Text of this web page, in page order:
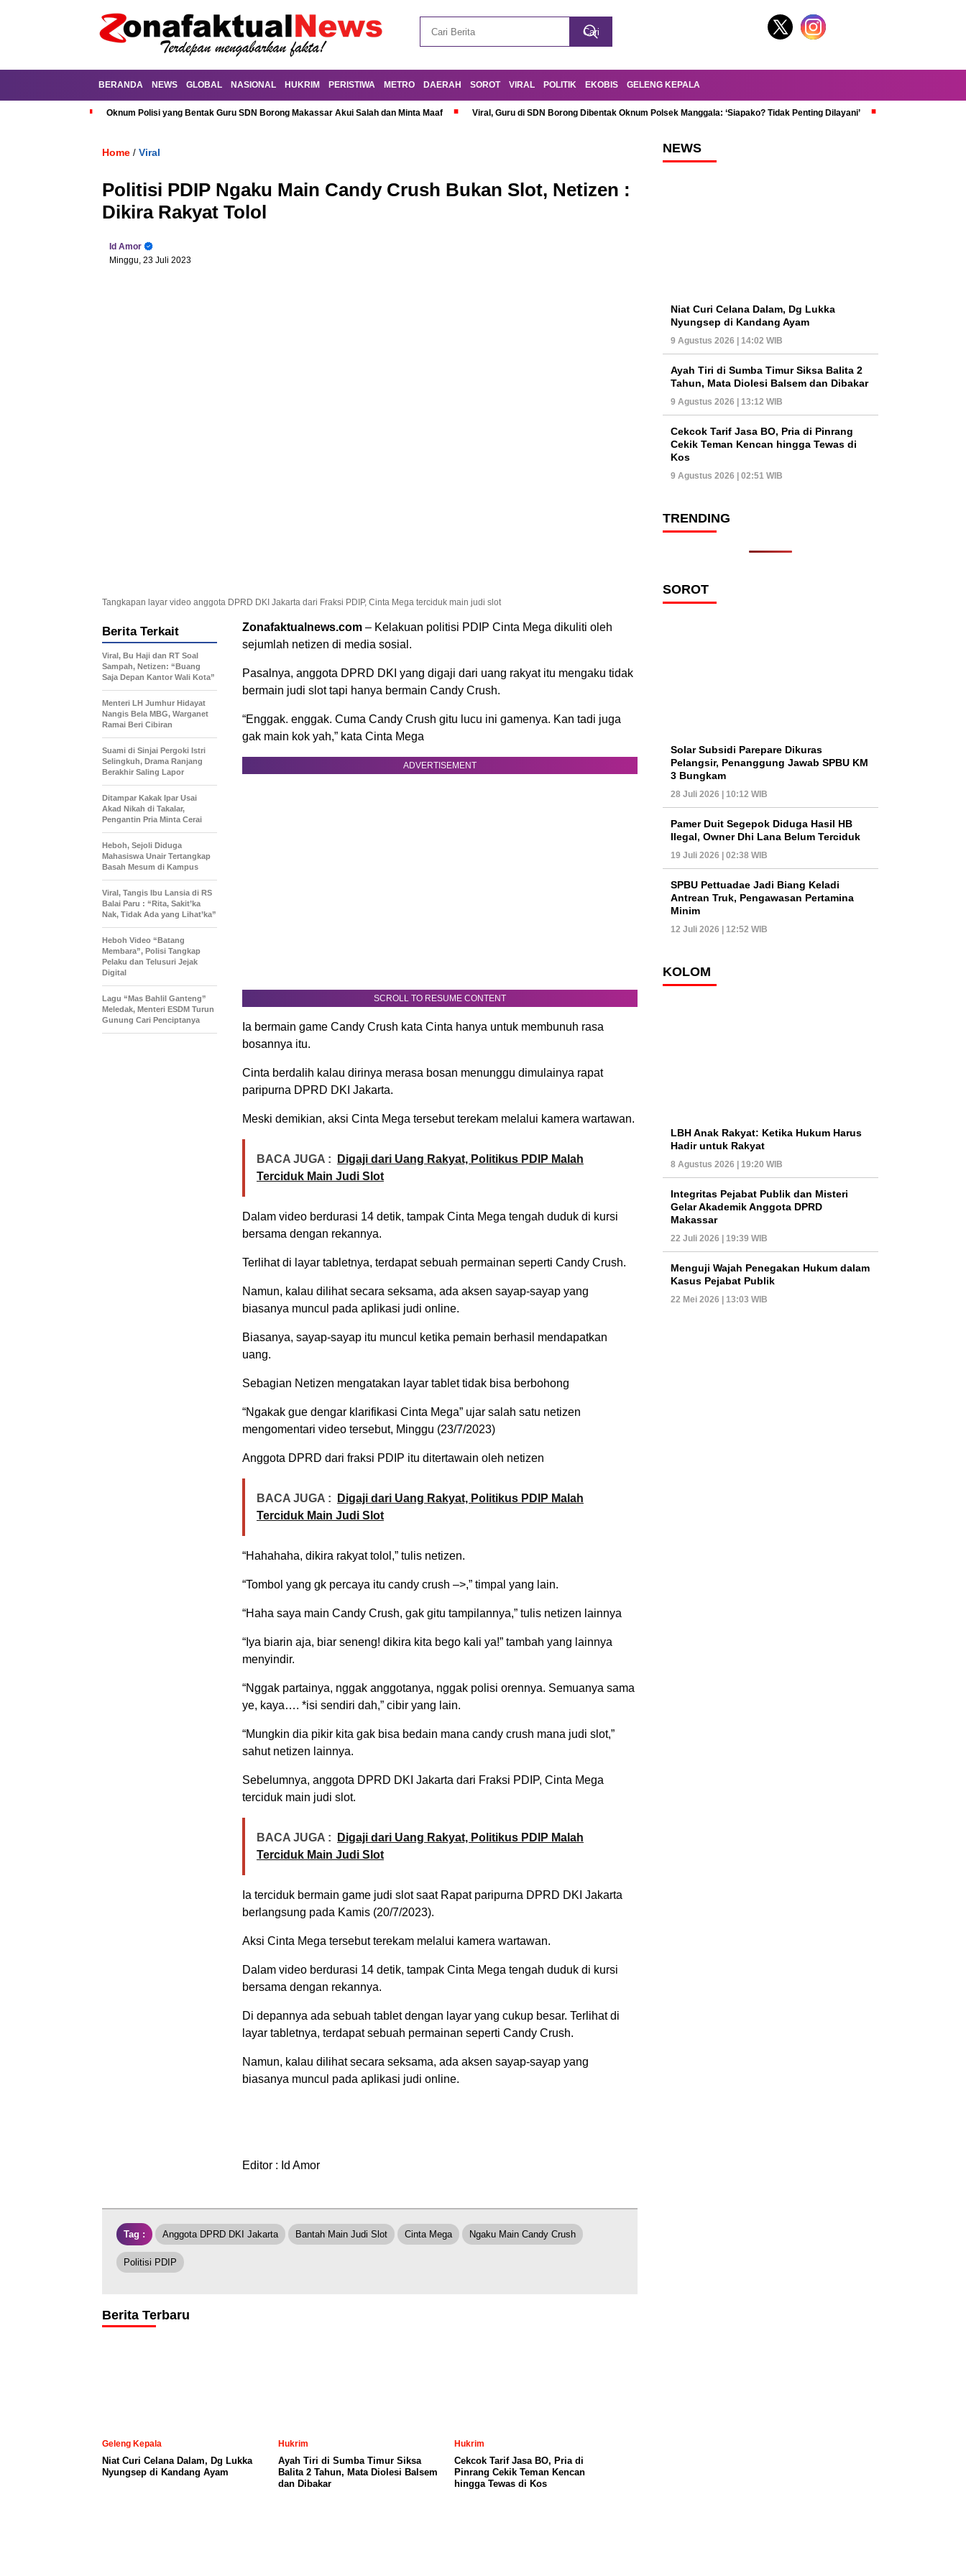
BERANDA NEWS GLOBAL NASIONAL HUKRIM PERISTIWA METRO DAERAH SOROT VIRAL POLITIK EKOBIS GELENG KEPALA
Oknum Polisi yang Bentak Guru SDN Borong Makassar Akui Salah dan Minta Maaf Viral, Guru di SDN Borong Dibentak Oknum Polsek Manggala: ‘Siapako? Tidak Penting Dilayani’
Home / Viral
Politisi PDIP Ngaku Main Candy Crush Bukan Slot, Netizen :
Dikira Rakyat Tolol
Id Amor
Minggu, 23 Juli 2023
Tangkapan layar video anggota DPRD DKI Jakarta dari Fraksi PDIP, Cinta Mega terciduk main judi slot
Zonafaktualnews.com – Kelakuan politisi PDIP Cinta Mega dikuliti oleh
sejumlah netizen di media sosial.
Pasalnya, anggota DPRD DKI yang digaji dari uang rakyat itu mengaku tidak
bermain judi slot tapi hanya bermain Candy Crush.
“Enggak. enggak. Cuma Candy Crush gitu lucu ini gamenya. Kan tadi juga
gak main kok yah,” kata Cinta Mega
ADVERTISEMENT
SCROLL TO RESUME CONTENT
Ia bermain game Candy Crush kata Cinta hanya untuk membunuh rasa
bosannya itu.
Cinta berdalih kalau dirinya merasa bosan menunggu dimulainya rapat
paripurna DPRD DKI Jakarta.
Meski demikian, aksi Cinta Mega tersebut terekam melalui kamera wartawan.
BACA JUGA :
Digaji dari Uang Rakyat, Politikus PDIP Malah
Terciduk Main Judi Slot
Dalam video berdurasi 14 detik, tampak Cinta Mega tengah duduk di kursi
bersama dengan rekannya.
Terlihat di layar tabletnya, terdapat sebuah permainan seperti Candy Crush.
Namun, kalau dilihat secara seksama, ada aksen sayap-sayap yang
biasanya muncul pada aplikasi judi online.
Biasanya, sayap-sayap itu muncul ketika pemain berhasil mendapatkan
uang.
Sebagian Netizen mengatakan layar tablet tidak bisa berbohong
“Ngakak gue dengar klarifikasi Cinta Mega” ujar salah satu netizen
mengomentari video tersebut, Minggu (23/7/2023)
Anggota DPRD dari fraksi PDIP itu ditertawain oleh netizen
BACA JUGA :
Digaji dari Uang Rakyat, Politikus PDIP Malah
Terciduk Main Judi Slot
“Hahahaha, dikira rakyat tolol,” tulis netizen.
“Tombol yang gk percaya itu candy crush –>,” timpal yang lain.
“Haha saya main Candy Crush, gak gitu tampilannya,” tulis netizen lainnya
“Iya biarin aja, biar seneng! dikira kita bego kali ya!” tambah yang lainnya
menyindir.
“Nggak partainya, nggak anggotanya, nggak polisi orennya. Semuanya sama
ye, kaya…. *isi sendiri dah,” cibir yang lain.
“Mungkin dia pikir kita gak bisa bedain mana candy crush mana judi slot,”
sahut netizen lainnya.
Sebelumnya, anggota DPRD DKI Jakarta dari Fraksi PDIP, Cinta Mega
terciduk main judi slot.
BACA JUGA :
Digaji dari Uang Rakyat, Politikus PDIP Malah
Terciduk Main Judi Slot
Ia terciduk bermain game judi slot saat Rapat paripurna DPRD DKI Jakarta
berlangsung pada Kamis (20/7/2023).
Aksi Cinta Mega tersebut terekam melalui kamera wartawan.
Dalam video berdurasi 14 detik, tampak Cinta Mega tengah duduk di kursi
bersama dengan rekannya.
Di depannya ada sebuah tablet dengan layar yang cukup besar. Terlihat di
layar tabletnya, terdapat sebuah permainan seperti Candy Crush.
Namun, kalau dilihat secara seksama, ada aksen sayap-sayap yang
biasanya muncul pada aplikasi judi online.
Editor : Id Amor
Berita Terkait
Viral, Bu Haji dan RT Soal
Sampah, Netizen: “Buang
Saja Depan Kantor Wali Kota”
Menteri LH Jumhur Hidayat
Nangis Bela MBG, Warganet
Ramai Beri Cibiran
Suami di Sinjai Pergoki Istri
Selingkuh, Drama Ranjang
Berakhir Saling Lapor
Ditampar Kakak Ipar Usai
Akad Nikah di Takalar,
Pengantin Pria Minta Cerai
Heboh, Sejoli Diduga
Mahasiswa Unair Tertangkap
Basah Mesum di Kampus
Viral, Tangis Ibu Lansia di RS
Balai Paru : “Rita, Sakit’ka
Nak, Tidak Ada yang Lihat’ka”
Heboh Video “Batang
Membara”, Polisi Tangkap
Pelaku dan Telusuri Jejak
Digital
Lagu “Mas Bahlil Ganteng”
Meledak, Menteri ESDM Turun
Gunung Cari Penciptanya
Tag : Anggota DPRD DKI Jakarta Bantah Main Judi Slot Cinta Mega Ngaku Main Candy Crush
Politisi PDIP
Berita Terbaru
Geleng Kepala
Niat Curi Celana Dalam, Dg Lukka
Nyungsep di Kandang Ayam
Hukrim
Ayah Tiri di Sumba Timur Siksa
Balita 2 Tahun, Mata Diolesi Balsem
dan Dibakar
Hukrim
Cekcok Tarif Jasa BO, Pria di
Pinrang Cekik Teman Kencan
hingga Tewas di Kos
NEWS
Niat Curi Celana Dalam, Dg Lukka
Nyungsep di Kandang Ayam
9 Agustus 2026 | 14:02 WIB
Ayah Tiri di Sumba Timur Siksa Balita 2
Tahun, Mata Diolesi Balsem dan Dibakar
9 Agustus 2026 | 13:12 WIB
Cekcok Tarif Jasa BO, Pria di Pinrang
Cekik Teman Kencan hingga Tewas di
Kos
9 Agustus 2026 | 02:51 WIB
TRENDING
SOROT
Solar Subsidi Parepare Dikuras
Pelangsir, Penanggung Jawab SPBU KM
3 Bungkam
28 Juli 2026 | 10:12 WIB
Pamer Duit Segepok Diduga Hasil HB
Ilegal, Owner Dhi Lana Belum Terciduk
19 Juli 2026 | 02:38 WIB
SPBU Pettuadae Jadi Biang Keladi
Antrean Truk, Pengawasan Pertamina
Minim
12 Juli 2026 | 12:52 WIB
KOLOM
LBH Anak Rakyat: Ketika Hukum Harus
Hadir untuk Rakyat
8 Agustus 2026 | 19:20 WIB
Integritas Pejabat Publik dan Misteri
Gelar Akademik Anggota DPRD
Makassar
22 Juli 2026 | 19:39 WIB
Menguji Wajah Penegakan Hukum dalam
Kasus Pejabat Publik
22 Mei 2026 | 13:03 WIB